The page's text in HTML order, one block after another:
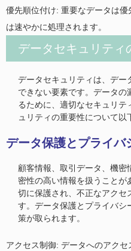
優先順位付け: 重要なデータは
は速やかに処理されます。
データセキュリティ
データセキュリティは、デー
できない要素です。データの
るために、適切なセキュリテ
ュリティの重要性について以
データ保護とプライバ
顧客情報、取引データ、機密
密性の高い情報を扱うことが
切に保護され、不正なアクセ
す。データ保護とプライバシ
策が取られます。
アクセス制御: データへのアク